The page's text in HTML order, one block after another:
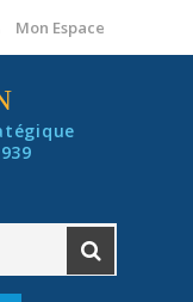
Mon Espace